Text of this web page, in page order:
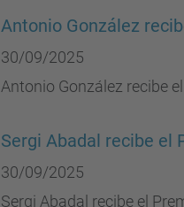
Antonio González
30/09/2025
Antonio González recibe
Sergi Abadal recibe el
30/09/2025
Sergi Abadal recibe el